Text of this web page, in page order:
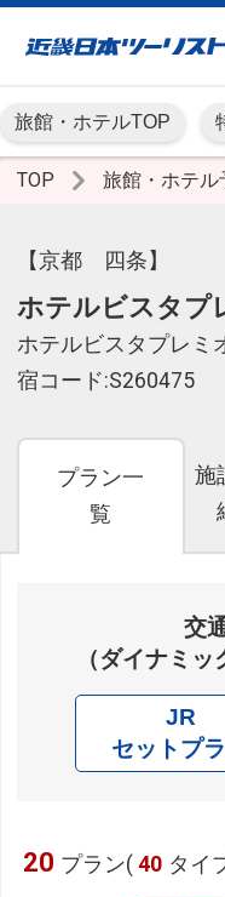
旅館・ホテルTOP
TOP 旅館・ホテル
【京都 四条】
ホテルビスタプ
ホテルビスタプレミ
宿コード:S260475
プラン一
覧
施
交
（ダイナミ
JR
セットプ
20 プラン( 40 タイ